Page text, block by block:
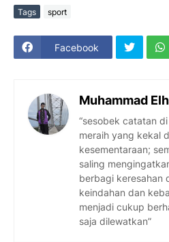
Tags sport
Facebook
Muhammad
“sesobek catatan
meraih yang kekal
kesementaraan;
saling
berbagi keresahan
keindahan dan
menjadi cukup
saja dilewatkan”